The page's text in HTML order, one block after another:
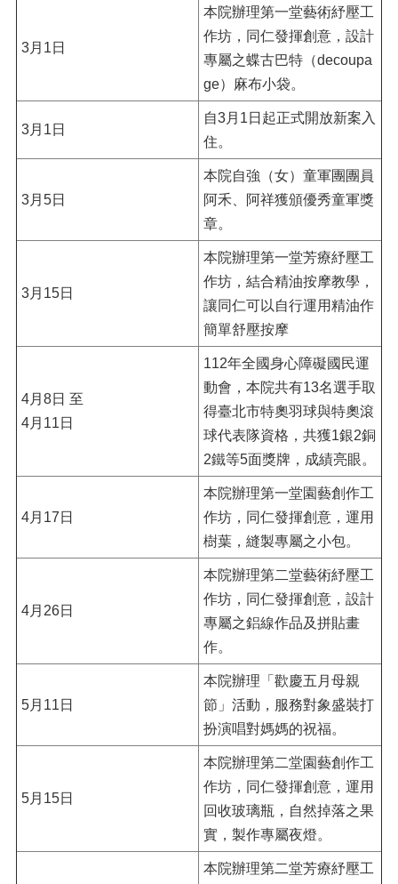
3月1日
本院辦理第一堂藝術紓壓工
作坊，同仁發揮創意，設計
專屬之蝶古巴特（decoupa
ge）麻布小袋。
3月1日
自3月1日起正式開放新案入
住。
3月5日
本院自強（女）童軍團團員
阿禾、阿祥獲頒優秀童軍獎
章。
3月15日
本院辦理第一堂芳療紓壓工
作坊，結合精油按摩教學，
讓同仁可以自行運用精油作
簡單舒壓按摩
4月8日 至
4月11日
112年全國身心障礙國民運
動會，本院共有13名選手取
得臺北市特奧羽球與特奧滾
球代表隊資格，共獲1銀2銅
2鐵等5面獎牌，成績亮眼。
4月17日
本院辦理第一堂園藝創作工
作坊，同仁發揮創意，運用
樹葉，縫製專屬之小包。
4月26日
本院辦理第二堂藝術紓壓工
作坊，同仁發揮創意，設計
專屬之鋁線作品及拼貼畫
作。
5月11日
本院辦理「歡慶五月母親
節」活動，服務對象盛裝打
扮演唱對媽媽的祝福。
5月15日
本院辦理第二堂園藝創作工
作坊，同仁發揮創意，運用
回收玻璃瓶，自然掉落之果
實，製作專屬夜燈。
本院辦理第二堂芳療紓壓工